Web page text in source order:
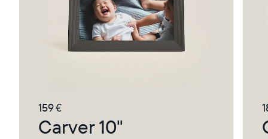
159 €
Carver 10"